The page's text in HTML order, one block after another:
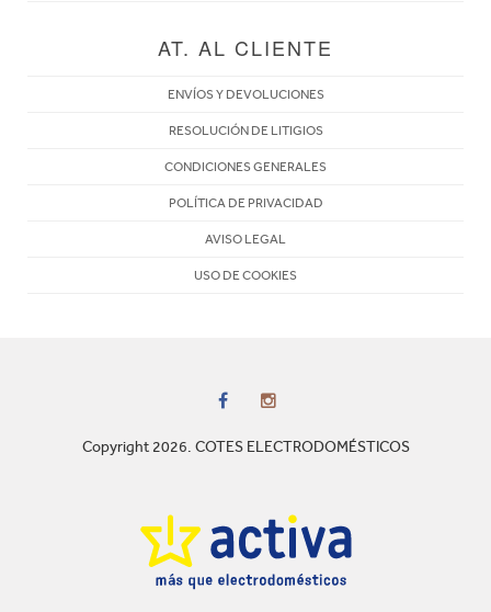
AT. AL CLIENTE
ENVÍOS Y DEVOLUCIONES
RESOLUCIÓN DE LITIGIOS
CONDICIONES GENERALES
POLÍTICA DE PRIVACIDAD
AVISO LEGAL
USO DE COOKIES
Copyright 2026. COTES ELECTRODOMÉSTICOS